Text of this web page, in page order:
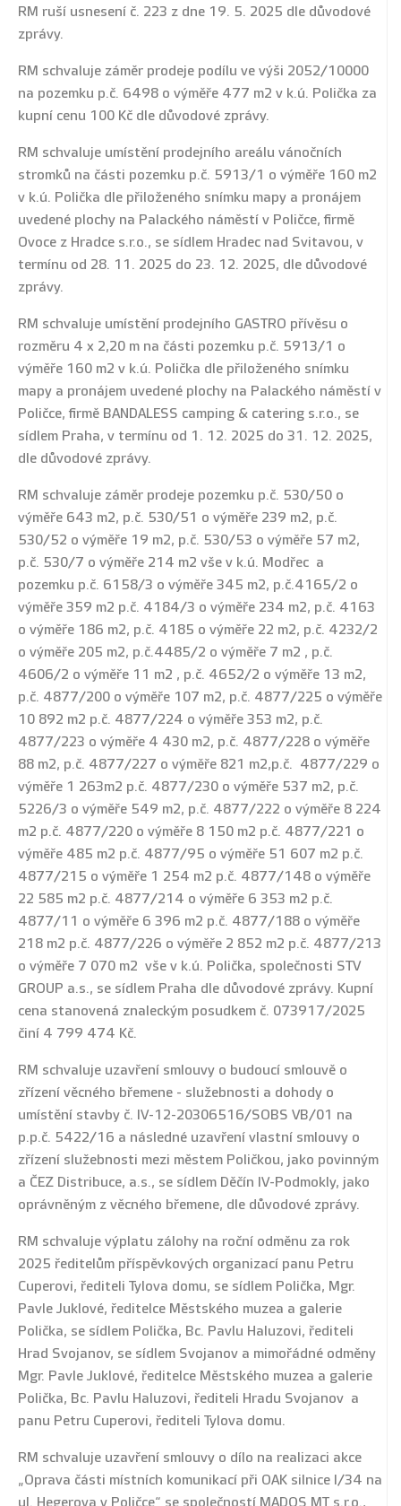
RM ruší usnesení č. 223 z dne 19. 5. 2025 dle důvodové
zprávy.
RM schvaluje záměr prodeje podílu ve výši 2052/10000
na pozemku p.č. 6498 o výměře 477 m2 v k.ú. Polička za
kupní cenu 100 Kč dle důvodové zprávy.
RM schvaluje umístění prodejního areálu vánočních
stromků na části pozemku p.č. 5913/1 o výměře 160 m2
v k.ú. Polička dle přiloženého snímku mapy a pronájem
uvedené plochy na Palackého náměstí v Poličce, firmě
Ovoce z Hradce s.r.o., se sídlem Hradec nad Svitavou, v
termínu od 28. 11. 2025 do 23. 12. 2025, dle důvodové
zprávy.
RM schvaluje umístění prodejního GASTRO přívěsu o
rozměru 4 x 2,20 m na části pozemku p.č. 5913/1 o
výměře 160 m2 v k.ú. Polička dle přiloženého snímku
mapy a pronájem uvedené plochy na Palackého náměstí v
Poličce, firmě BANDALESS camping & catering s.r.o., se
sídlem Praha, v termínu od 1. 12. 2025 do 31. 12. 2025,
dle důvodové zprávy.
RM schvaluje záměr prodeje pozemku p.č. 530/50 o
výměře 643 m2, p.č. 530/51 o výměře 239 m2, p.č.
530/52 o výměře 19 m2, p.č. 530/53 o výměře 57 m2,
p.č. 530/7 o výměře 214 m2 vše v k.ú. Modřec a
pozemku p.č. 6158/3 o výměře 345 m2, p.č.4165/2 o
výměře 359 m2 p.č. 4184/3 o výměře 234 m2, p.č. 4163
o výměře 186 m2, p.č. 4185 o výměře 22 m2, p.č. 4232/2
o výměře 205 m2, p.č.4485/2 o výměře 7 m2 , p.č.
4606/2 o výměře 11 m2 , p.č. 4652/2 o výměře 13 m2,
p.č. 4877/200 o výměře 107 m2, p.č. 4877/225 o výměře
10 892 m2 p.č. 4877/224 o výměře 353 m2, p.č.
4877/223 o výměře 4 430 m2, p.č. 4877/228 o výměře
88 m2, p.č. 4877/227 o výměře 821 m2,p.č. 4877/229 o
výměře 1 263m2 p.č. 4877/230 o výměře 537 m2, p.č.
5226/3 o výměře 549 m2, p.č. 4877/222 o výměře 8 224
m2 p.č. 4877/220 o výměře 8 150 m2 p.č. 4877/221 o
výměře 485 m2 p.č. 4877/95 o výměře 51 607 m2 p.č.
4877/215 o výměře 1 254 m2 p.č. 4877/148 o výměře
22 585 m2 p.č. 4877/214 o výměře 6 353 m2 p.č.
4877/11 o výměře 6 396 m2 p.č. 4877/188 o výměře
218 m2 p.č. 4877/226 o výměře 2 852 m2 p.č. 4877/213
o výměře 7 070 m2 vše v k.ú. Polička, společnosti STV
GROUP a.s., se sídlem Praha dle důvodové zprávy. Kupní
cena stanovená znaleckým posudkem č. 073917/2025
činí 4 799 474 Kč.
RM schvaluje uzavření smlouvy o budoucí smlouvě o
zřízení věcného břemene - služebnosti a dohody o
umístění stavby č. IV-12-20306516/SOBS VB/01 na
p.p.č. 5422/16 a následné uzavření vlastní smlouvy o
zřízení služebnosti mezi městem Poličkou, jako povinným
a ČEZ Distribuce, a.s., se sídlem Děčín IV-Podmokly, jako
oprávněným z věcného břemene, dle důvodové zprávy.
RM schvaluje výplatu zálohy na roční odměnu za rok
2025 ředitelům příspěvkových organizací panu Petru
Cuperovi, řediteli Tylova domu, se sídlem Polička, Mgr.
Pavle Juklové, ředitelce Městského muzea a galerie
Polička, se sídlem Polička, Bc. Pavlu Haluzovi, řediteli
Hrad Svojanov, se sídlem Svojanov a mimořádné odměny
Mgr. Pavle Juklové, ředitelce Městského muzea a galerie
Polička, Bc. Pavlu Haluzovi, řediteli Hradu Svojanov a
panu Petru Cuperovi, řediteli Tylova domu.
RM schvaluje uzavření smlouvy o dílo na realizaci akce
„Oprava části místních komunikací při OAK silnice I/34 na